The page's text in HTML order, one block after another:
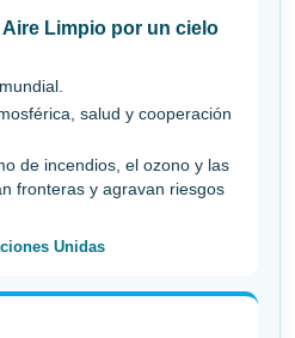
Limpio por un cielo
salud y cooperación
de incendios, el ozono y las
fronteras y agravan riesgos
Unidas